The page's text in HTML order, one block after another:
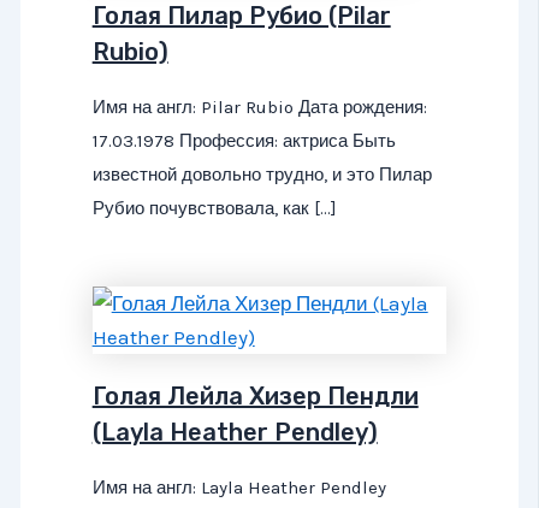
Голая Пилар Рубио (Pilar
Rubio)
Имя на англ: Pilar Rubio Дата рождения:
17.03.1978 Профессия: актриса Быть
известной довольно трудно, и это Пилар
Рубио почувствовала, как […]
Голая Лейла Хизер Пендли
(Layla Heather Pendley)
Имя на англ: Layla Heather Pendley